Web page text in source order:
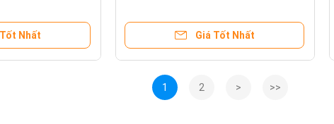
Nhất Giá Tốt Nhất
1 2 > >>